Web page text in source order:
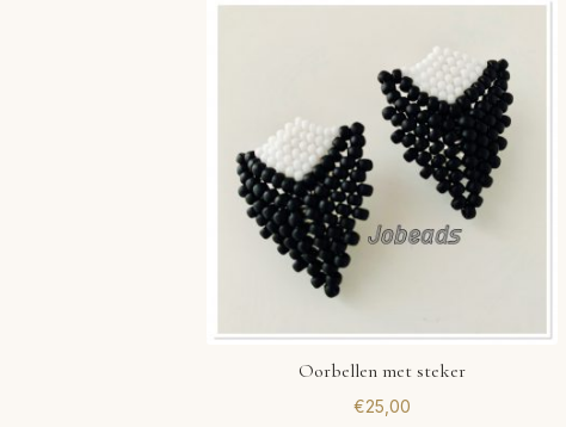
Oorbellen met steker
€25,00